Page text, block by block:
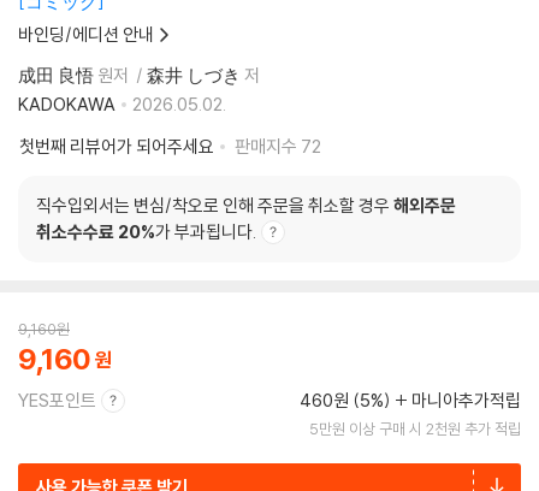
바인딩/에디션 안내
成田 良悟 원저 森井 しづき 저
KADOKAWA
2026.05.02.
첫번째 리뷰어가 되어주세요
판매지수 72
직수입외서는 변심/착오로 인해 주문을 취소할 경우 해외주문
취소수수료 20%가 부과됩니다.
9,160원
9,160
YES포인트 460원 (5%) 마니아추가적립
5만원 이상 구매 시 2천원 추가 적립